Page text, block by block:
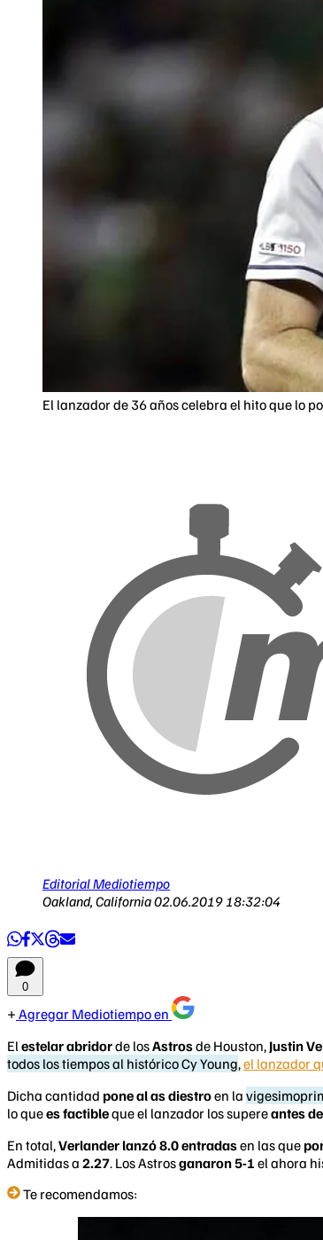
El lanzador de 36 años celebra el hito que lo
Editorial Mediotiempo
Oakland, California02.06.2019 18:32:04
0
Agregar Mediotiempo en
El estelar abridorde losAstrosde Houston, Justin
todos los tiempos al histórico Cy Young,el lanzador
Dicha cantidad pone al as diestroen la
lo quees factibleque el lanzador los supereantes
En total,Verlander lanzó 8.0 entradasen las que
Admitidas a 2.27. Los Astrosganaron 5-1 el ahora
Te recomendamos: